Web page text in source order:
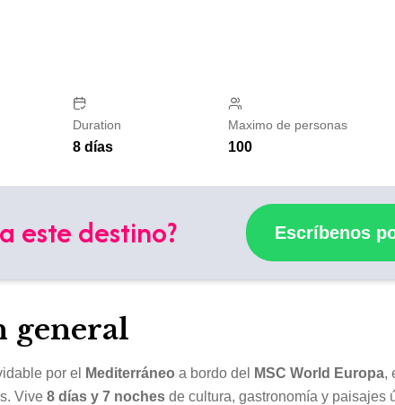
Duration
8 días
Maximo de personas
100
este destino? Escríbenos
general
por el Mediterráneo a bordo del MSC World Europa,
Vive 8 días y 7 noches de cultura, gastronomía y paisajes